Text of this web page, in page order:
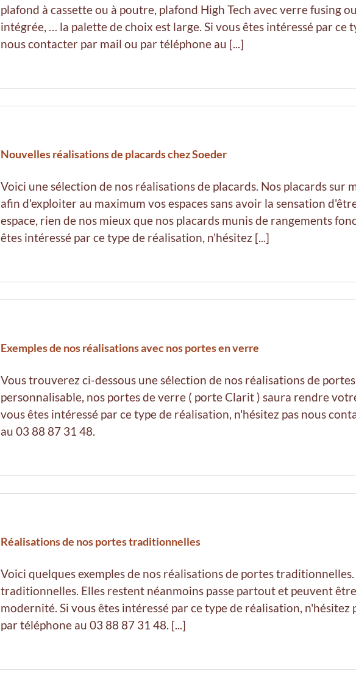
plafond à cassette ou à poutre, plafond High Tech avec verre fusing
intégrée, … la palette de choix est large. Si vous êtes intéressé par ce
nous contacter par mail ou par téléphone au [...]
Nouvelles réalisations de placards chez Soeder
Voici une sélection de nos réalisations de placards. Nos placards sur
afin d'exploiter au maximum vos espaces sans avoir la sensation
espace, rien de nos mieux que nos placards munis de rangements
êtes intéressé par ce type de réalisation, n'hésitez [...]
Exemples de nos réalisations avec nos portes en verre
Vous trouverez ci-dessous une sélection de nos réalisations de
personnalisable, nos portes de verre ( porte Clarit ) saura rendre
vous êtes intéressé par ce type de réalisation, n'hésitez pas nous
au 03 88 87 31 48.
Réalisations de nos portes traditionnelles
Voici quelques exemples de nos réalisations de portes
traditionnelles. Elles restent néanmoins passe partout et peuvent
modernité. Si vous êtes intéressé par ce type de réalisation,
par téléphone au 03 88 87 31 48. [...]